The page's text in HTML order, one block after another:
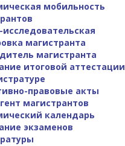
мобильность
исследовательская
магистранта
магистранта
итоговой аттестации
правовые акты
магистрантов
календарь
экзаменов